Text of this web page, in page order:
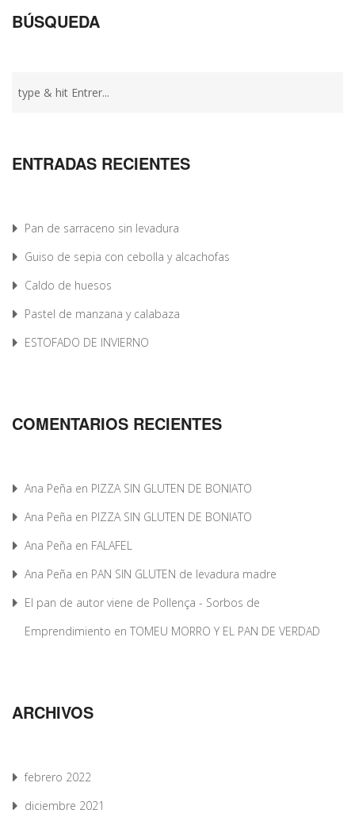
BÚSQUEDA
ENTRADAS RECIENTES
Pan de sarraceno sin levadura
Guiso de sepia con cebolla y alcachofas
Caldo de huesos
Pastel de manzana y calabaza
ESTOFADO DE INVIERNO
COMENTARIOS RECIENTES
Ana Peña en PIZZA SIN GLUTEN DE BONIATO
Ana Peña en PIZZA SIN GLUTEN DE BONIATO
Ana Peña en FALAFEL
Ana Peña en PAN SIN GLUTEN de levadura madre
El pan de autor viene de Pollença - Sorbos de
Emprendimiento en TOMEU MORRO Y EL PAN DE VERDAD
ARCHIVOS
febrero 2022
diciembre 2021